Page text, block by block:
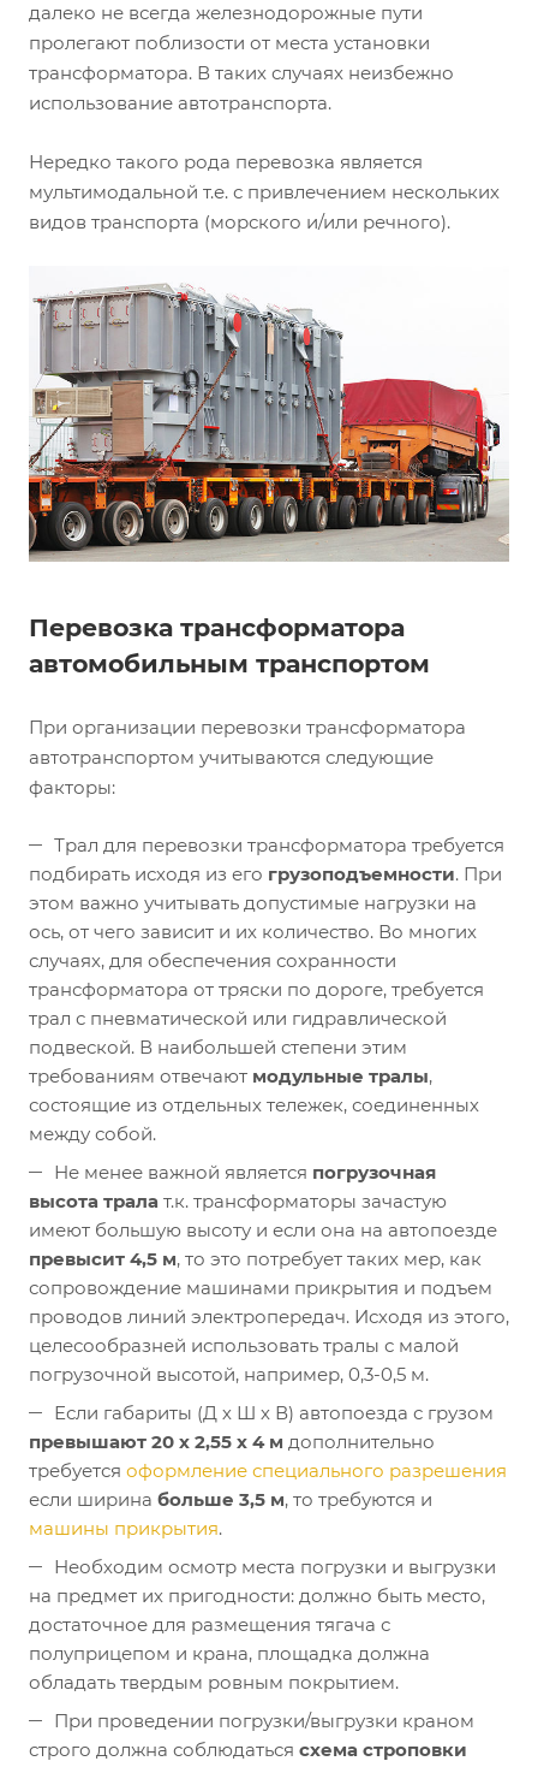
далеко не всегда железнодорожные пути
пролегают поблизости от места установки
трансформатора. В таких случаях неизбежно
использование автотранспорта.
Нередко такого рода перевозка является
мультимодальной т.е. с привлечением нескольких
видов транспорта (морского и/или речного).
Перевозка трансформатора
автомобильным транспортом
При организации перевозки трансформатора
автотранспортом учитываются следующие
факторы:
Трал для перевозки трансформатора требуется
подбирать исходя из его грузоподъемности. При
этом важно учитывать допустимые нагрузки на
ось, от чего зависит и их количество. Во многих
случаях, для обеспечения сохранности
трансформатора от тряски по дороге, требуется
трал с пневматической или гидравлической
подвеской. В наибольшей степени этим
требованиям отвечают модульные тралы,
состоящие из отдельных тележек, соединенных
между собой.
Не менее важной является погрузочная
высота трала т.к. трансформаторы зачастую
имеют большую высоту и если она на автопоезде
превысит 4,5 м, то это потребует таких мер, как
сопровождение машинами прикрытия и подъем
проводов линий электропередач. Исходя из этого,
целесообразней использовать тралы с малой
погрузочной высотой, например, 0,3-0,5 м.
Если габариты (Д х Ш х В) автопоезда с грузом
превышают 20 х 2,55 х 4 м дополнительно
требуется оформление специального разрешения
если ширина больше 3,5 м, то требуются и
машины прикрытия.
Необходим осмотр места погрузки и выгрузки
на предмет их пригодности: должно быть место,
достаточное для размещения тягача с
полуприцепом и крана, площадка должна
обладать твердым ровным покрытием.
При проведении погрузки/выгрузки краном
строго должна соблюдаться схема строповки